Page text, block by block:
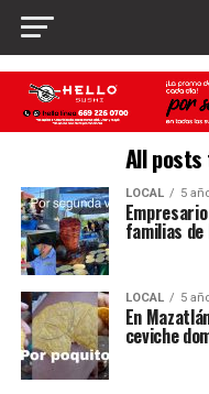
All
LOCAL 5
familias
LOCAL 5
En
ceviche